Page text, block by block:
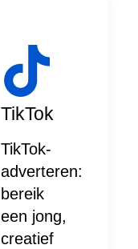
TikTok
TikTok-
adverteren:
bereik
een jong,
creatief